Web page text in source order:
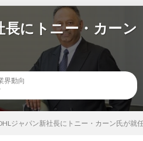
にトニー・カーン
界動向
ジャパン新社長にトニー・カーン氏が就